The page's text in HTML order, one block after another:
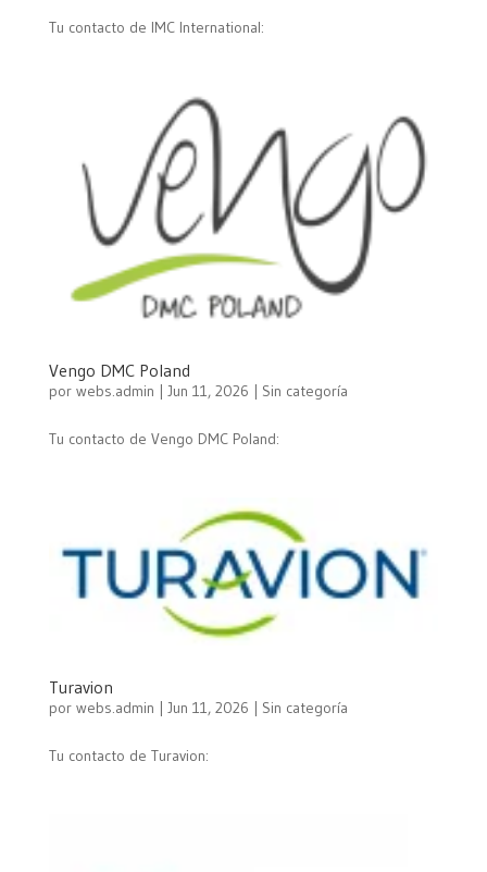
Tu contacto de IMC International:
Vengo DMC Poland
por webs.admin | Jun 11, 2026 | Sin categoría
Tu contacto de Vengo DMC Poland:
Turavion
por webs.admin | Jun 11, 2026 | Sin categoría
Tu contacto de Turavion: